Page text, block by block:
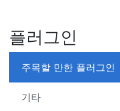
플러그인
주목할 만한 플러그인
기타